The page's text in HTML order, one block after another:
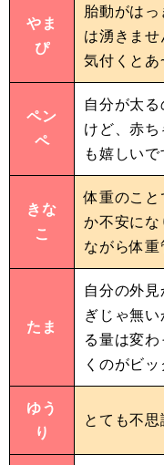
やま
ぴ
胎動がは
は湧きま
気付くとあ
ペン
ペ
自分が太
けど、赤
も嬉しいで
きな
こ
体重のこ
か不安にな
ながら体重
たま
自分の外
ぎじゃ無
る量は変
くのがビッ
ゆう
り
とても不